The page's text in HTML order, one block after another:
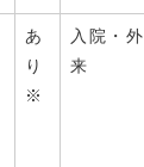
あ
り
※
入院・外
来